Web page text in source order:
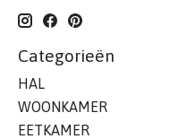
Categorieën
HAL
WOONKAMER
EETKAMER